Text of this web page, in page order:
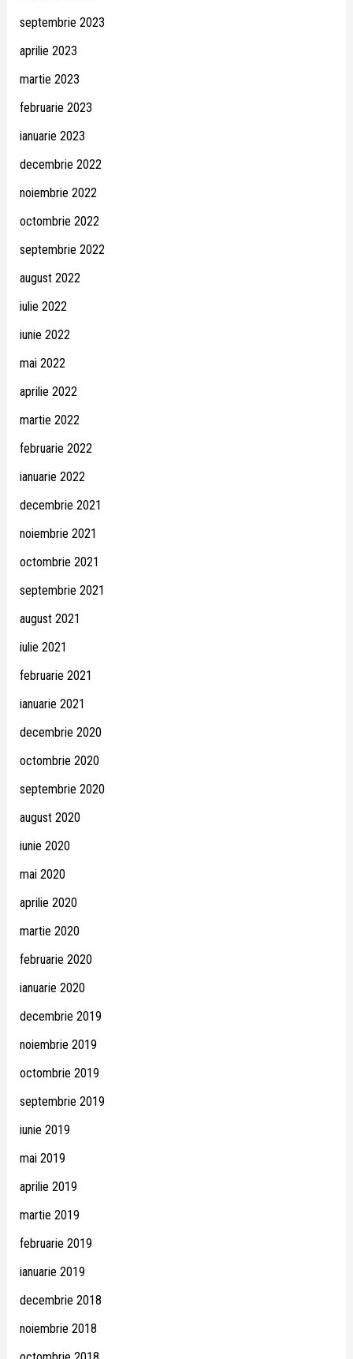
septembrie 2023
aprilie 2023
martie 2023
februarie 2023
ianuarie 2023
decembrie 2022
noiembrie 2022
octombrie 2022
septembrie 2022
august 2022
iulie 2022
iunie 2022
mai 2022
aprilie 2022
martie 2022
februarie 2022
ianuarie 2022
decembrie 2021
noiembrie 2021
octombrie 2021
septembrie 2021
august 2021
iulie 2021
februarie 2021
ianuarie 2021
decembrie 2020
octombrie 2020
septembrie 2020
august 2020
iunie 2020
mai 2020
aprilie 2020
martie 2020
februarie 2020
ianuarie 2020
decembrie 2019
noiembrie 2019
octombrie 2019
septembrie 2019
iunie 2019
mai 2019
aprilie 2019
martie 2019
februarie 2019
ianuarie 2019
decembrie 2018
noiembrie 2018